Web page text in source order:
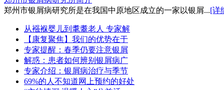
郑州市银屑病研究所是在我国中原地区成立的一家以银屑...[详
从襁褓婴儿到耄耋老人 专家解
【康复聚焦】我们的优势在于
专家提醒：春季仍要注意银屑
解惑：患者如何辨别银屑病广
专家介绍：银屑病治疗与季节
69%的人不知道网上预约的好处